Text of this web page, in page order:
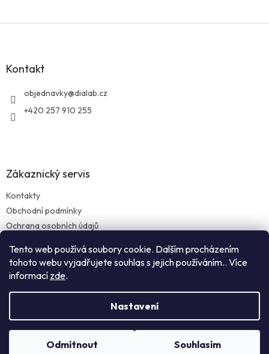
Tento web používá soubory cookie. Dalším procházením
tohoto webu vyjadřujete souhlas s jejich používáním.. Více
informací zde.
Nastavení
Odmítnout Souhlasím
Z
Kontakt
objednavky@dialab.cz
+420 257 910 255
Zákaznický servis
Kontakty
Obchodní podmínky
Ochrana osobních údajů
Doprava a platba
Vytvořil Shoptet
Copyright 2026Dialab.cz . Všechna práva vyhrazena.